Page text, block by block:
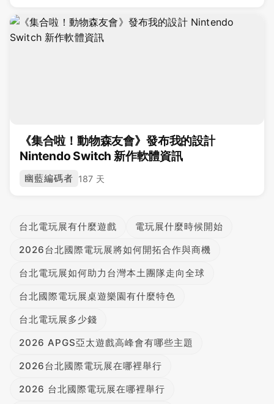
《集合啦！動物森友會》發布我的設計
Nintendo Switch 新作軟體資訊
幽藍編碼者 187 天
台北電玩展有什麼遊戲
電玩展什麼時候開始
2026台北國際電玩展將如何開拓合作與商機
台北電玩展如何助力台灣本土團隊走向全球
台北國際電玩展桌遊樂園有什麼特色
台北電玩展多少錢
2026 APGS亞太遊戲高峰會有哪些主題
2026台北國際電玩展在哪裡舉行
2026 台北國際電玩展在哪裡舉行